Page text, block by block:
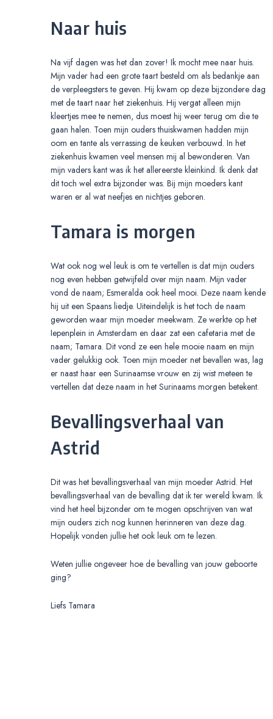
Naar huis
Na vijf dagen was het dan zover! Ik mocht mee naar huis.
Mijn vader had een grote taart besteld om als bedankje aan
de verpleegsters te geven. Hij kwam op deze bijzondere dag
met de taart naar het ziekenhuis. Hij vergat alleen mijn
kleertjes mee te nemen, dus moest hij weer terug om die te
gaan halen. Toen mijn ouders thuiskwamen hadden mijn
oom en tante als verrassing de keuken verbouwd. In het
ziekenhuis kwamen veel mensen mij al bewonderen. Van
mijn vaders kant was ik het allereerste kleinkind. Ik denk dat
dit toch wel extra bijzonder was. Bij mijn moeders kant
waren er al wat neefjes en nichtjes geboren.
Tamara is morgen
Wat ook nog wel leuk is om te vertellen is dat mijn ouders
nog even hebben getwijfeld over mijn naam. Mijn vader
vond de naam; Esmeralda ook heel mooi. Deze naam kende
hij uit een Spaans liedje. Uiteindelijk is het toch de naam
geworden waar mijn moeder meekwam. Ze werkte op het
Iepenplein in Amsterdam en daar zat een cafetaria met de
naam; Tamara. Dit vond ze een hele mooie naam en mijn
vader gelukkig ook. Toen mijn moeder net bevallen was, lag
er naast haar een Surinaamse vrouw en zij wist meteen te
vertellen dat deze naam in het Surinaams morgen betekent.
Bevallingsverhaal van
Astrid
Dit was het bevallingsverhaal van mijn moeder Astrid. Het
bevallingsverhaal van de bevalling dat ik ter wereld kwam. Ik
vind het heel bijzonder om te mogen opschrijven van wat
mijn ouders zich nog kunnen herinneren van deze dag.
Hopelijk vonden jullie het ook leuk om te lezen.
Weten jullie ongeveer hoe de bevalling van jouw geboorte
ging?
Liefs Tamara